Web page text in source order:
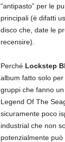
“antipasto” per le
principali (è difatti
disco che, date le
recensire).
Perché Lockstep
album fatto solo
gruppi che fanno
Legend Of The
sicuramente poco
industrial che non
potenzialmente